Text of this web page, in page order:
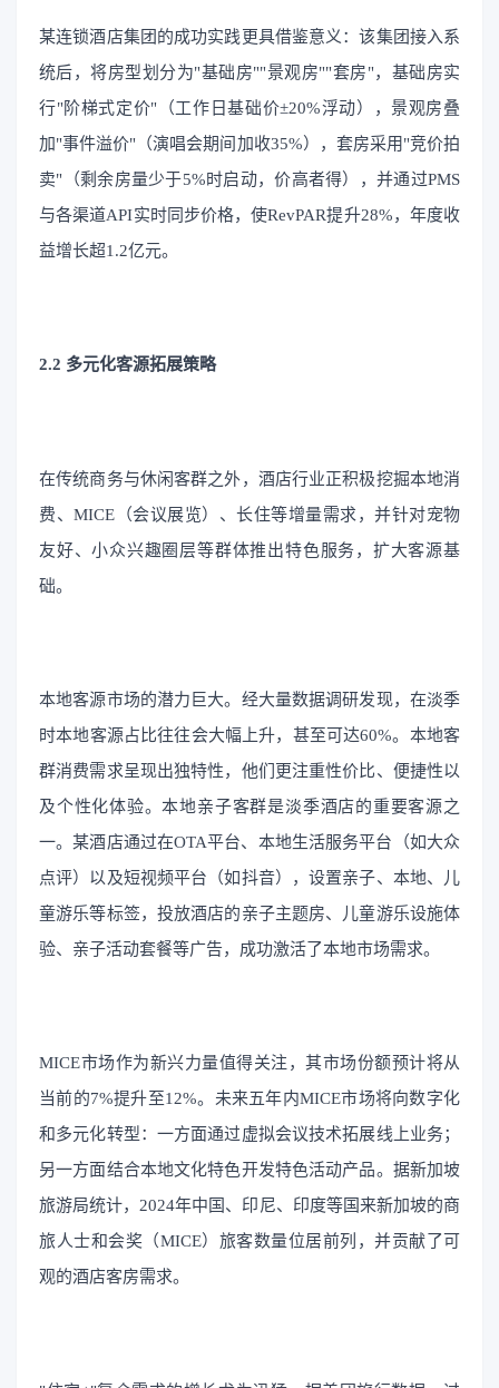
某连锁酒店集团的成功实践更具借鉴意义：该集团接入系
统后，将房型划分为"基础房""景观房""套房"，基础房实
行"阶梯式定价"（工作日基础价±20%浮动），景观房叠
加"事件溢价"（演唱会期间加收35%），套房采用"竞价拍
卖"（剩余房量少于5%时启动，价高者得），并通过PMS
与各渠道API实时同步价格，使RevPAR提升28%，年度收
益增长超1.2亿元。
2.2 多元化客源拓展策略
在传统商务与休闲客群之外，酒店行业正积极挖掘本地消
费、MICE（会议展览）、长住等增量需求，并针对宠物
友好、小众兴趣圈层等群体推出特色服务，扩大客源基
础。
本地客源市场的潜力巨大。经大量数据调研发现，在淡季
时本地客源占比往往会大幅上升，甚至可达60%。本地客
群消费需求呈现出独特性，他们更注重性价比、便捷性以
及个性化体验。本地亲子客群是淡季酒店的重要客源之
一。某酒店通过在OTA平台、本地生活服务平台（如大众
点评）以及短视频平台（如抖音），设置亲子、本地、儿
童游乐等标签，投放酒店的亲子主题房、儿童游乐设施体
验、亲子活动套餐等广告，成功激活了本地市场需求。
MICE市场作为新兴力量值得关注，其市场份额预计将从
当前的7%提升至12%。未来五年内MICE市场将向数字化
和多元化转型：一方面通过虚拟会议技术拓展线上业务；
另一方面结合本地文化特色开发特色活动产品。据新加坡
旅游局统计，2024年中国、印尼、印度等国来新加坡的商
旅人士和会奖（MICE）旅客数量位居前列，并贡献了可
观的酒店客房需求。